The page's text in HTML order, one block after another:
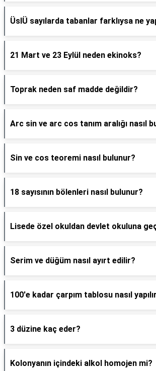
ÜslÜ sayılarda tabanlar farklıysa ne
21 Mart ve 23 Eylül neden ekinoks?
Toprak neden saf madde değildir?
Arc sin ve arc cos tanım aralığı nasıl
Sin ve cos teoremi nasıl bulunur?
18 sayısının bölenleri nasıl bulunur?
Lisede özel okuldan devlet okuluna
Serim ve düğüm nasıl ayırt edilir?
100'e kadar çarpım tablosu nasıl
3 düzine kaç eder?
Kolonyanın içindeki alkol homojen mi?